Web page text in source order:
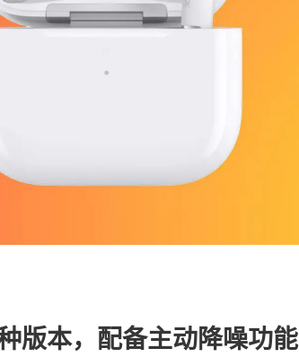
关于我们
版本，配备主动降噪功能